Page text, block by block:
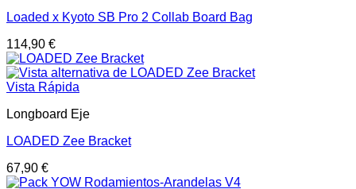
Loaded x Kyoto SB Pro 2 Collab Board Bag
114,90 €
Vista Rápida
Longboard Eje
LOADED Zee Bracket
67,90 €